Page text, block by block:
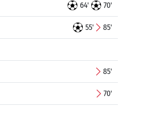
64' 70'
55' 85'
85'
70'